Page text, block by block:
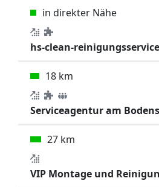
in direkter Nähe
hs-clean-
18 km
Serviceagentur am
27 km
VIP Montage und